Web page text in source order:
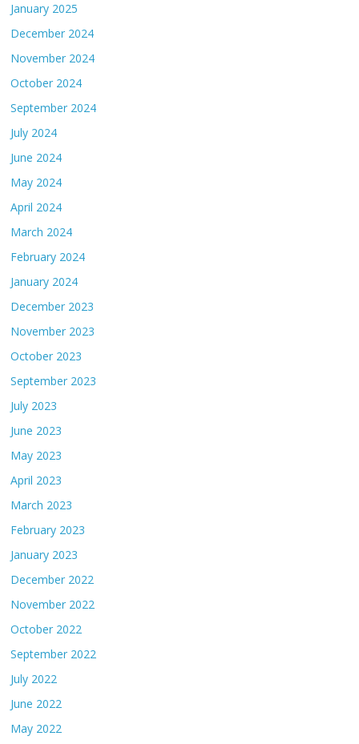
January 2025
December 2024
November 2024
October 2024
September 2024
July 2024
June 2024
May 2024
April 2024
March 2024
February 2024
January 2024
December 2023
November 2023
October 2023
September 2023
July 2023
June 2023
May 2023
April 2023
March 2023
February 2023
January 2023
December 2022
November 2022
October 2022
September 2022
July 2022
June 2022
May 2022